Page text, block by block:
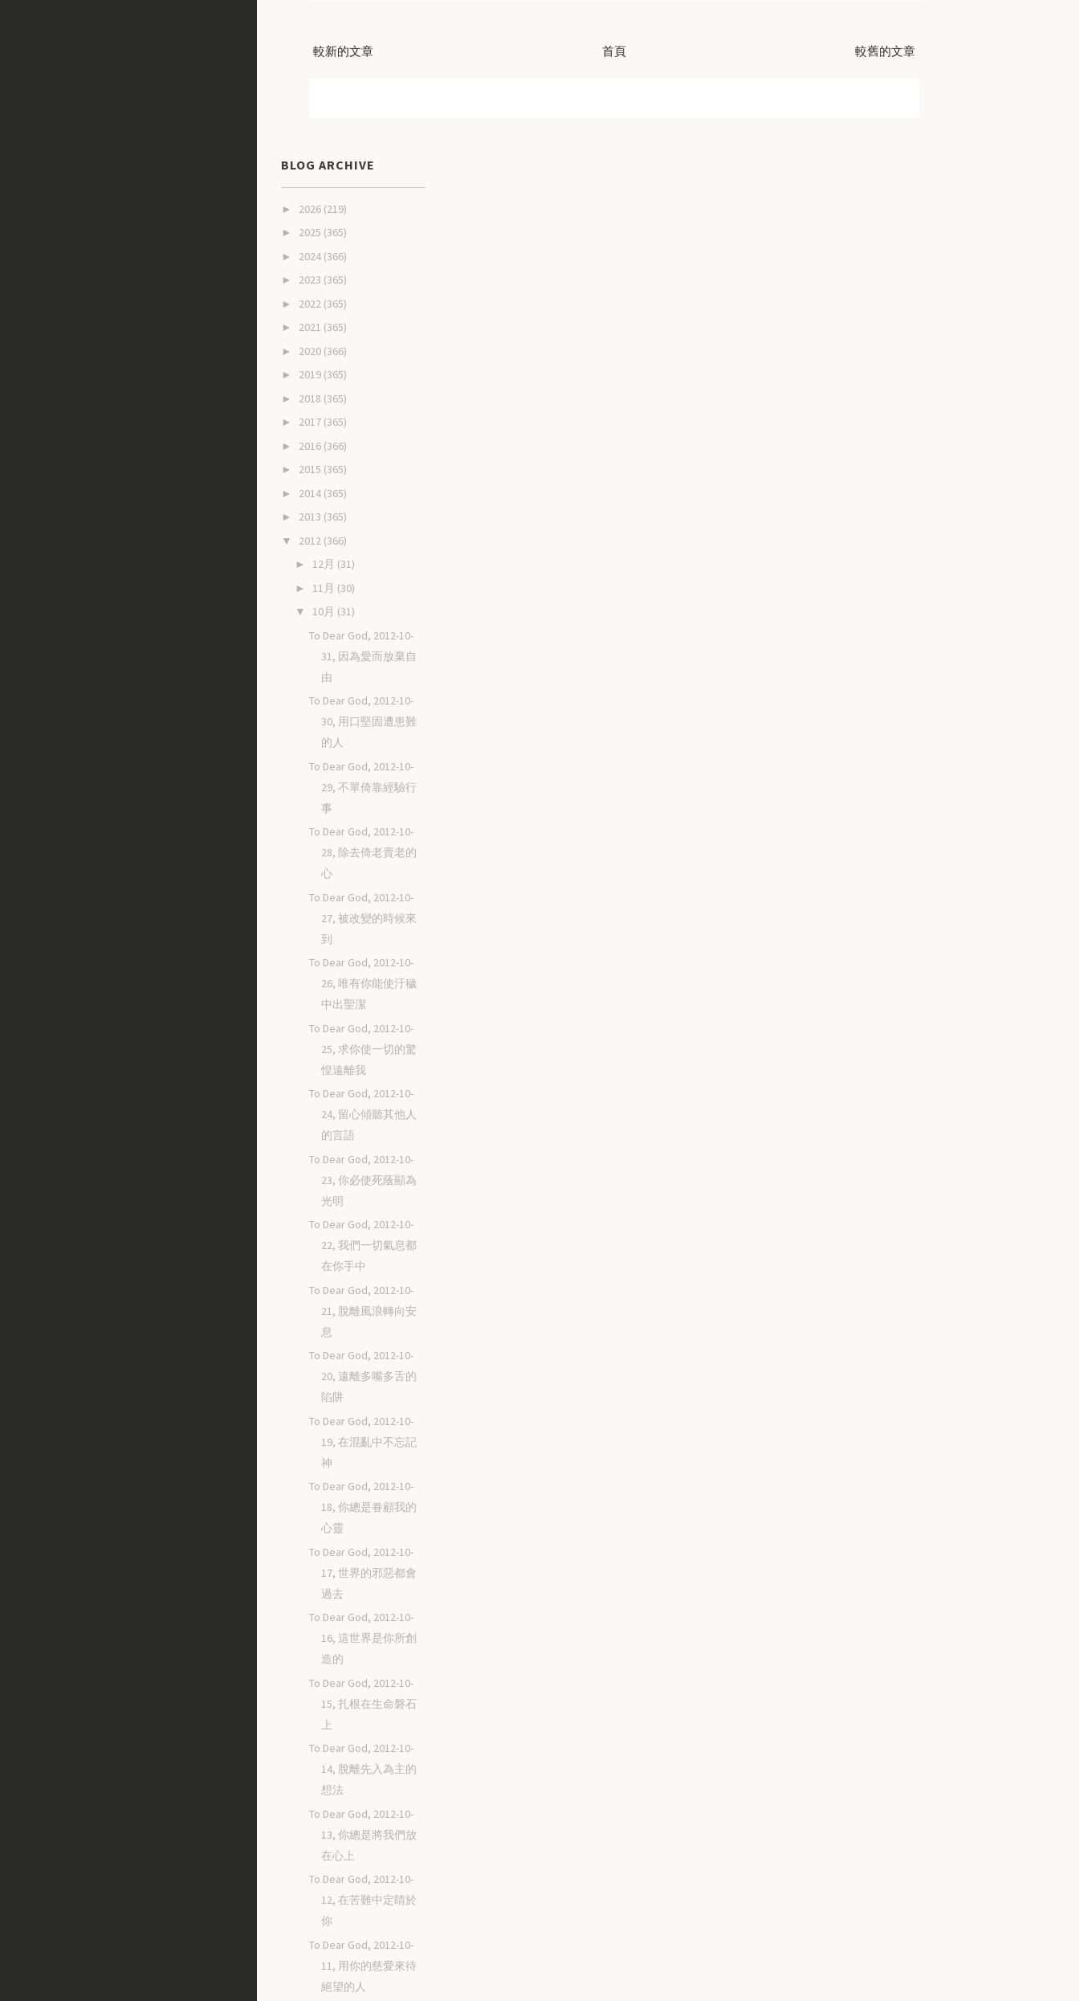
較新的文章 較舊的文章
首頁
BLOG ARCHIVE
► 2026 (219)
► 2025 (365)
► 2024 (366)
► 2023 (365)
► 2022 (365)
► 2021 (365)
► 2020 (366)
► 2019 (365)
► 2018 (365)
► 2017 (365)
► 2016 (366)
► 2015 (365)
► 2014 (365)
► 2013 (365)
▼ 2012 (366)
► 12月 (31)
► 11月 (30)
▼ 10月 (31)
To Dear God, 2012-10-
31, 因為愛而放棄自
由
To Dear God, 2012-10-
30, 用口堅固遭患難
的人
To Dear God, 2012-10-
29, 不單倚靠經驗行
事
To Dear God, 2012-10-
28, 除去倚老賣老的
心
To Dear God, 2012-10-
27, 被改變的時候來
到
To Dear God, 2012-10-
26, 唯有你能使汙穢
中出聖潔
To Dear God, 2012-10-
25, 求你使一切的驚
惶遠離我
To Dear God, 2012-10-
24, 留心傾聽其他人
的言語
To Dear God, 2012-10-
23, 你必使死蔭顯為
光明
To Dear God, 2012-10-
22, 我們一切氣息都
在你手中
To Dear God, 2012-10-
21, 脫離風浪轉向安
息
To Dear God, 2012-10-
20, 遠離多嘴多舌的
陷阱
To Dear God, 2012-10-
19, 在混亂中不忘記
神
To Dear God, 2012-10-
18, 你總是眷顧我的
心靈
To Dear God, 2012-10-
17, 世界的邪惡都會
過去
To Dear God, 2012-10-
16, 這世界是你所創
造的
To Dear God, 2012-10-
15, 扎根在生命磐石
上
To Dear God, 2012-10-
14, 脫離先入為主的
想法
To Dear God, 2012-10-
13, 你總是將我們放
在心上
To Dear God, 2012-10-
12, 在苦難中定睛於
你
To Dear God, 2012-10-
11, 用你的慈愛來待
絕望的人